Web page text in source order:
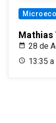
Mathias
28 de
13:35